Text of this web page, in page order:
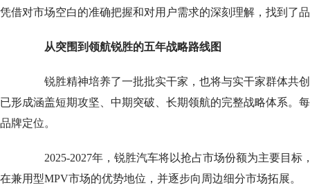
凭借对市场空白的准确把握和对用户需求的深刻理解，找到了
从突围到领航锐胜的五年战略路线图
锐胜精神培养了一批批实干家，也将与实干家群体共创
已形成涵盖短期攻坚、中期突破、长期领航的完整战略体系。
品牌定位。
2025-2027年，锐胜汽车将以抢占市场份额为主要目标
在兼用型MPV市场的优势地位，并逐步向周边细分市场拓展。